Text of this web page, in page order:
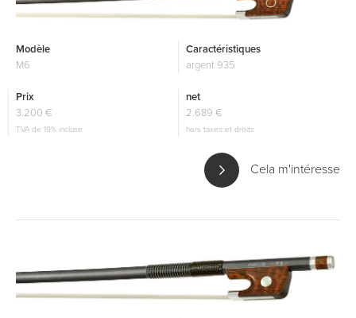
Modèle
M6
Caractéristiques
argent 935
Prix
3.200 €
TVA de 19% incluse
net
2.689 €
hors taxes et droits
Cela m'intéresse